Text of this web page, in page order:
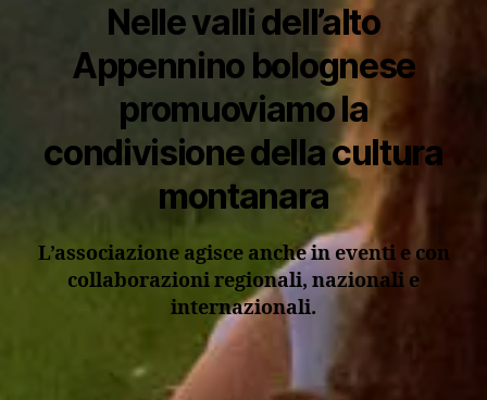
Nelle valli dell’alto
Appennino bolognese
promuoviamo la
condivisione della cultura
montanara
L’associazione agisce anche in eventi e con
collaborazioni regionali, nazionali e
internazionali.